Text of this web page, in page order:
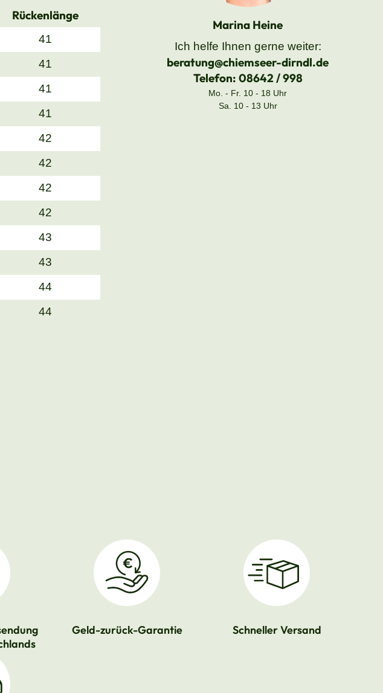
Rückenlänge
41
41
41
41
42
42
42
42
43
43
44
44
Marina Heine
Ich helfe Ihnen gerne weiter:
beratung@chiemseer-dirndl.de
Telefon: 08642 / 998
Mo. - Fr. 10 - 18 Uhr
Sa. 10 - 13 Uhr
Geld-zurück-Garantie Schneller Versand